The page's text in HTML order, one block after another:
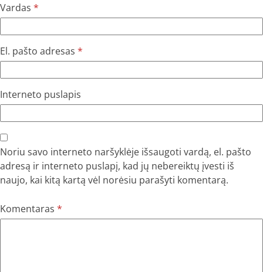
Vardas *
El. pašto adresas *
Interneto puslapis
Noriu savo interneto naršyklėje išsaugoti vardą, el. pašto
adresą ir interneto puslapį, kad jų nebereiktų įvesti iš
naujo, kai kitą kartą vėl norėsiu parašyti komentarą.
Komentaras *